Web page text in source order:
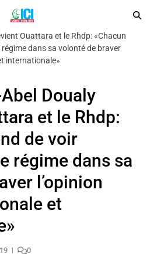
Ouattara et le Rhdp: «Chacun
dans sa volonté de braver
internationale»
Doualy
et le Rhdp:
de voir
régime dans sa
l’opinion
et
0